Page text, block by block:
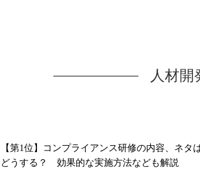
人材開
【第1位】コンプライアンス研修の内容、ネタ
どうする？ 効果的な実施方法なども解説